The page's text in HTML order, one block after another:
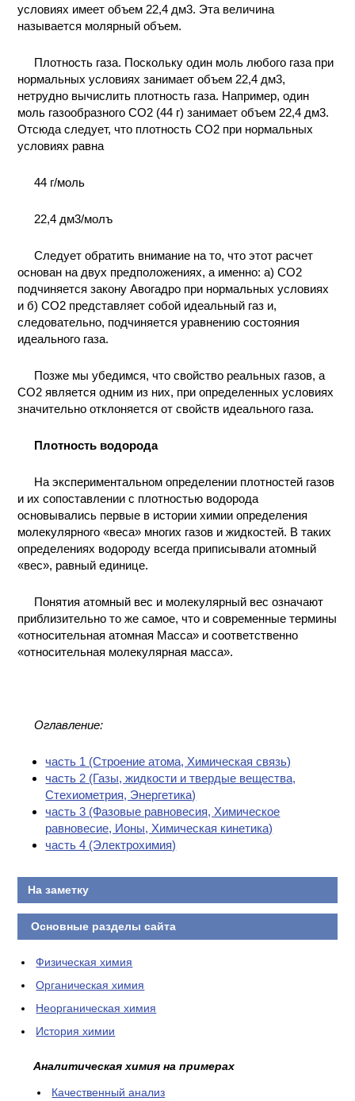
условиях имеет объем 22,4 дм3. Эта величина
называется молярный объем.
Плотность газа. Поскольку один моль любого газа при
нормальных условиях занимает объем 22,4 дм3,
нетрудно вычислить плотность газа. Например, один
моль газообразного CO2 (44 г) занимает объем 22,4 дм3.
Отсюда следует, что плотность CO2 при нормальных
условиях равна
44 г/моль
22,4 дм3/молъ
Следует обратить внимание на то, что этот расчет
основан на двух предположениях, а именно: a) CO2
подчиняется закону Авогадро при нормальных условиях
и б) CO2 представляет собой идеальный газ и,
следовательно, подчиняется уравнению состояния
идеального газа.
Позже мы убедимся, что свойство реальных газов, a
CO2 является одним из них, при определенных условиях
значительно отклоняется от свойств идеального газа.
Плотность водорода
На экспериментальном определении плотностей газов
и их сопоставлении с плотностью водорода
основывались первые в истории химии определения
молекулярного «веса» многих газов и жидкостей. В таких
определениях водороду всегда приписывали атомный
«вес», равный единице.
Понятия атомный вес и молекулярный вес означают
приблизительно то же самое, что и современные термины
«относительная атомная Масса» и соответственно
«относительная молекулярная масса».
Оглавление:
часть 1 (Cтроение атома, Химическая связь)
часть 2 (Газы, жидкости и твердые вещества,
Стехиометрия, Энергетика)
часть 3 (Фазовые равновесия, Химическое
равновесие, Ионы, Химическая кинетика)
часть 4 (Электрохимия)
На заметку
Основные разделы сайта
Физическая химия
Органическая химия
Неорганическая химия
История химии
Аналитическая химия на примерах
Качественный анализ